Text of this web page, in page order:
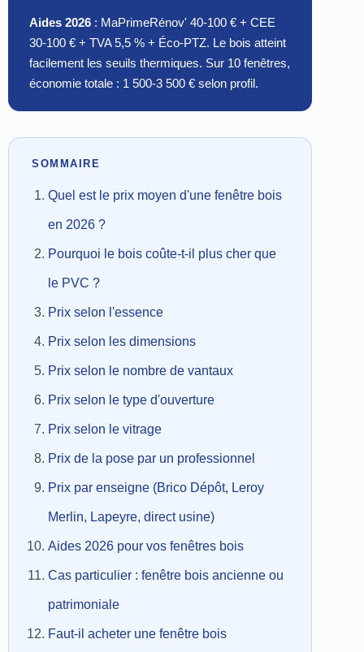
Aides 2026 : MaPrimeRénov' 40-100 € + CEE
30-100 € + TVA 5,5 % + Éco-PTZ. Le bois atteint
facilement les seuils thermiques. Sur 10 fenêtres,
économie totale : 1 500-3 500 € selon profil.
SOMMAIRE
Quel est le prix moyen d'une fenêtre bois
en 2026 ?
Pourquoi le bois coûte-t-il plus cher que
le PVC ?
Prix selon l'essence
Prix selon les dimensions
Prix selon le nombre de vantaux
Prix selon le type d'ouverture
Prix selon le vitrage
Prix de la pose par un professionnel
Prix par enseigne (Brico Dépôt, Leroy
Merlin, Lapeyre, direct usine)
Aides 2026 pour vos fenêtres bois
Cas particulier : fenêtre bois ancienne ou
patrimoniale
Faut-il acheter une fenêtre bois